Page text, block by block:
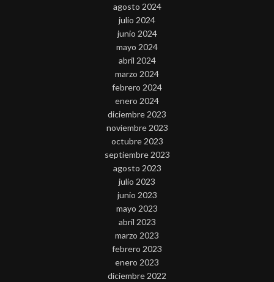
agosto 2024
julio 2024
junio 2024
mayo 2024
abril 2024
marzo 2024
febrero 2024
enero 2024
diciembre 2023
noviembre 2023
octubre 2023
septiembre 2023
agosto 2023
julio 2023
junio 2023
mayo 2023
abril 2023
marzo 2023
febrero 2023
enero 2023
diciembre 2022